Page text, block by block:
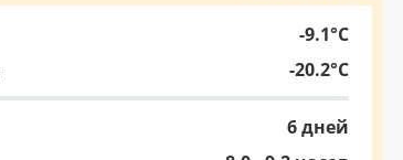
-9.1°C
-20.2°C
6 дней